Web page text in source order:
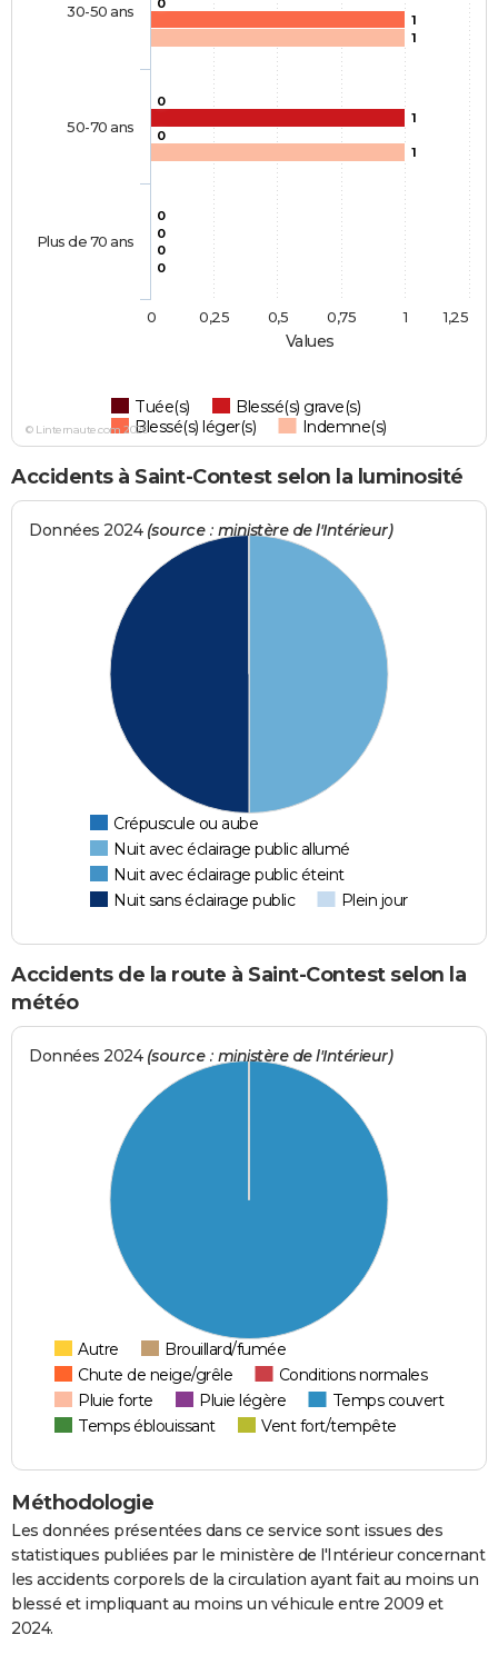
Values
0
0
1
0
1
0
0
1
1
0
Tuée(s)
Blessé(s) grave(s)
Blessé(s) léger(s)
Indemne(s)
30-50 ans
50-70 ans
Plus de 70 ans
0 1
0,25 0,5 0,75 1,25
© Linternaute.com 2026
Accidents à Saint-Contest selon la luminosité
Données 2024 (source : ministère de l'Intérieur)
Crépuscule ou aube
Nuit avec éclairage public allumé
Nuit avec éclairage public éteint
Nuit sans éclairage public
Plein jour
Accidents de la route à Saint-Contest selon la
météo
Données 2024 (source : ministère de l'Intérieur)
Autre
Brouillard/fumée
Chute de neige/grêle
Conditions normales
Pluie forte
Pluie légère
Temps couvert
Temps éblouissant
Vent fort/tempête
Méthodologie
Les données présentées dans ce service sont issues des
statistiques publiées par le ministère de l'Intérieur concernant
les accidents corporels de la circulation ayant fait au moins un
blessé et impliquant au moins un véhicule entre 2009 et
2024.